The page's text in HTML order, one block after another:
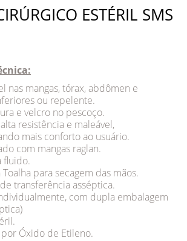
ESTÉRIL SMS
nas mangas, tórax, abdômen e
ou repelente.
e velcro no pescoço.
resistência e maleável,
mais conforto ao usuário.
com mangas raglan.
fluido.
para secagem das mãos.
transferência asséptica.
com dupla embalagem
Óxido de Etileno.